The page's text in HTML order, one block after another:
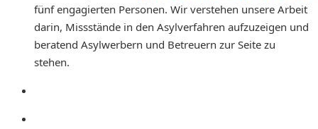
fünf engagierten Personen. Wir verstehen unsere Arbeit
darin, Missstände in den Asylverfahren aufzuzeigen und
beratend Asylwerbern und Betreuern zur Seite zu
stehen.